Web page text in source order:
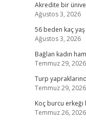
Akredite bir
Ağustos 3, 2026
56 beden kaç yaş
Ağustos 3, 2026
Bağlan kadın
Temmuz 29, 2026
Turp
Temmuz 29, 2026
Koç burcu erkeği
Temmuz 26, 2026